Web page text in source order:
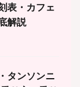
表・カフェ
解説
タンソンニ